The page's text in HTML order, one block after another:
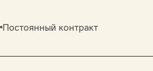
Постоянный контракт